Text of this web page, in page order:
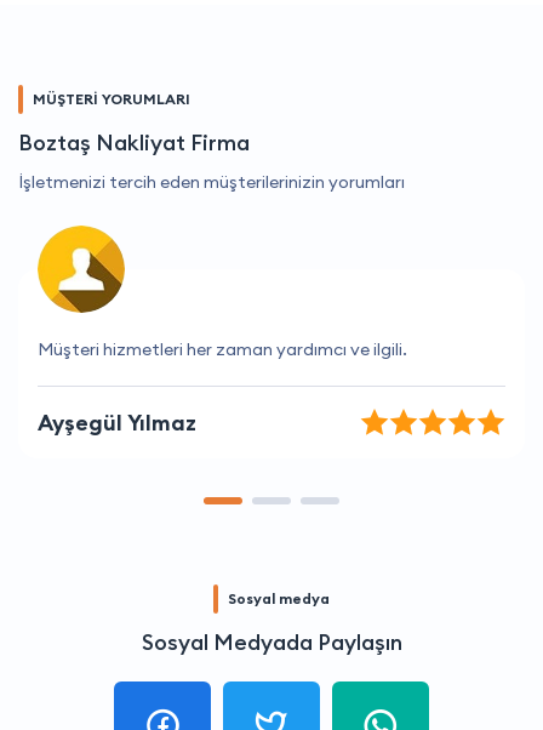
MÜŞTERİ YORUMLARI
Boztaş Nakliyat Firma
İşletmenizi tercih eden müşterilerinizin yorumları
Çalışanları her zaman nazik ve yardımsever.
Mustafa Karadeniz
Sosyal medya
Sosyal Medyada Paylaşın